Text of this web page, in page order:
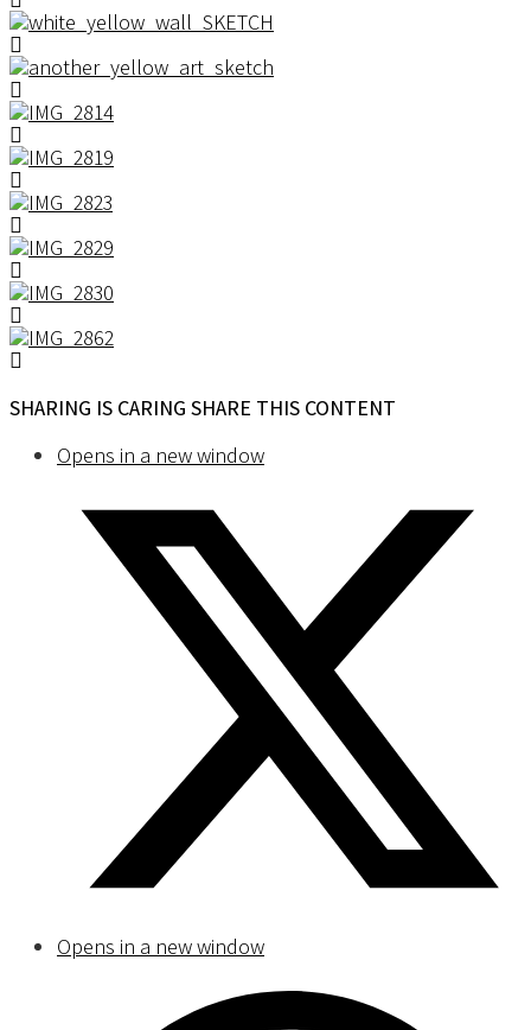
SHARING IS CARING SHARE THIS CONTENT
Opens in a new window
Opens in a new window